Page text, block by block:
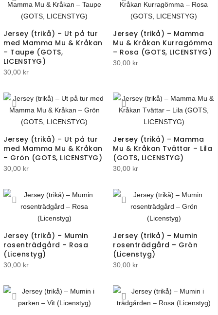
Jersey (trikå) – Ut på tur
med Mamma Mu & Kråkan
– Taupe (GOTS,
LICENSTYG)
30,00 kr
Jersey (trikå) – Mamma
Mu & Kråkan Kurragömma
– Rosa (GOTS, LICENSTYG)
30,00 kr
Jersey (trikå) – Ut på tur
med Mamma Mu & Kråkan
– Grön (GOTS, LICENSTYG)
30,00 kr
Jersey (trikå) – Mamma
Mu & Kråkan Tvättar – Lila
(GOTS, LICENSTYG)
30,00 kr
Jersey (trikå) – Mumin
rosenträdgård – Rosa
(Licenstyg)
30,00 kr
Jersey (trikå) – Mumin
rosenträdgård – Grön
(Licenstyg)
30,00 kr